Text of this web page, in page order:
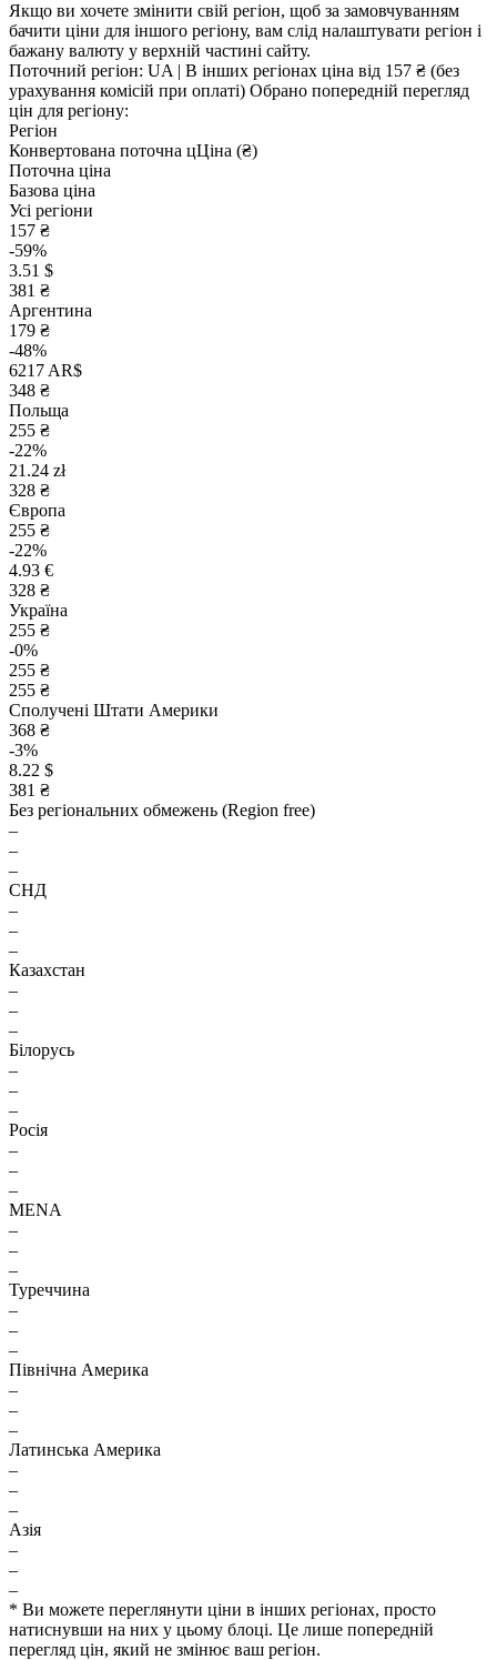
Якщо ви хочете змінити свій регіон, щоб за замовчуванням
бачити ціни для іншого регіону, вам слід налаштувати регіон і
бажану валюту у верхній частині сайту.
Поточний регіон: UA | В інших регіонах ціна від 157 ₴ (без
урахування комісій при оплаті) Обрано попередній перегляд
цін для регіону:
Регіон
Конвертована поточна цЦіна (₴)
Поточна ціна
Базова ціна
Усі регіони
157 ₴
-59%
3.51 $
381 ₴
Аргентина
179 ₴
-48%
6217 AR$
348 ₴
Польща
255 ₴
-22%
21.24 zł
328 ₴
Європа
255 ₴
-22%
4.93 €
328 ₴
Україна
255 ₴
-0%
255 ₴
255 ₴
Сполучені Штати Америки
368 ₴
-3%
8.22 $
381 ₴
Без регіональних обмежень (Region free)
–
–
–
СНД
–
–
–
Казахстан
–
–
–
Білорусь
–
–
–
Росія
–
–
–
MENA
–
–
–
Туреччина
–
–
–
Північна Америка
–
–
–
Латинська Америка
–
–
–
Азія
–
–
–
* Ви можете переглянути ціни в інших регіонах, просто
натиснувши на них у цьому блоці. Це лише попередній
перегляд цін, який не змінює ваш регіон.